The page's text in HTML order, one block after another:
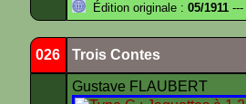
Édition originale : 05/1911
026 Trois Contes
Gustave FLAUBERT